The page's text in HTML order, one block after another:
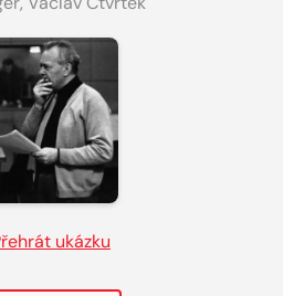
ukázku